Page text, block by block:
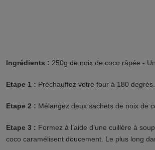
Ingrédients : 250g de noix de coco râpée -
Etape 1 : Préchauffez votre four à 180 degrés.
Etape 2 : Mélangez deux sachets de noix de
Etape 3 : Formez à l’aide d’une cuillère à
coco caramélisent doucement. Le plus long